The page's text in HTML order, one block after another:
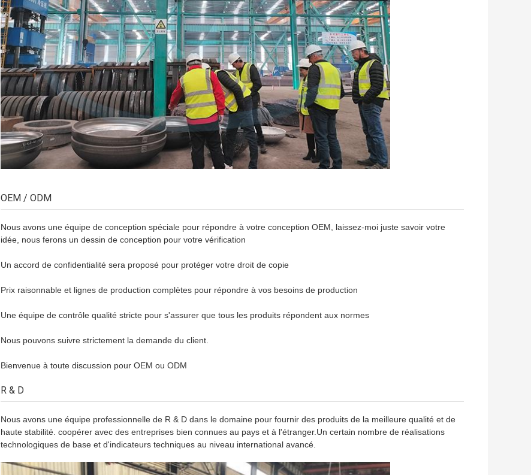
OEM / ODM
Nous avons une équipe de conception spéciale pour répondre à votre conception OEM, laissez-moi juste savoir votre
idée, nous ferons un dessin de conception pour votre vérification
Un accord de confidentialité sera proposé pour protéger votre droit de copie
Prix raisonnable et lignes de production complètes pour répondre à vos besoins de production
Une équipe de contrôle qualité stricte pour s'assurer que tous les produits répondent aux normes
Nous pouvons suivre strictement la demande du client.
Bienvenue à toute discussion pour OEM ou ODM
R & D
Nous avons une équipe professionnelle de R & D dans le domaine pour fournir des produits de la meilleure qualité et de
haute stabilité. coopérer avec des entreprises bien connues au pays et à l'étranger.Un certain nombre de réalisations
technologiques de base et d'indicateurs techniques au niveau international avancé.